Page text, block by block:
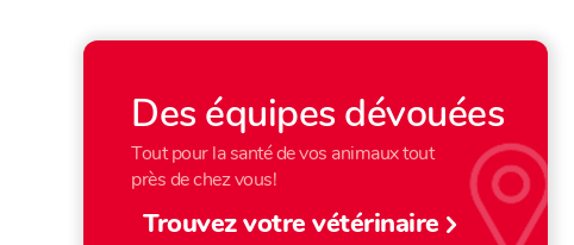
Des équipes dévouées
Tout pour la santé de vos animaux tout
près de chez vous!
Trouvez votre vétérinaire